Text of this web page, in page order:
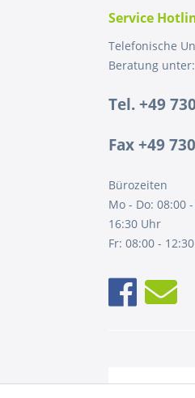
Service
Telefonische
Beratung unter:
Tel. +49
Fax +49
Bürozeiten
Mo - Do: 08:00
16:30 Uhr
Fr: 08:00 -